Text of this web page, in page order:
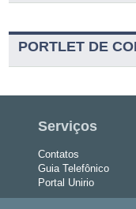
PORTLET DE
Serviços
Contatos
Guia Telefônico
Portal Unirio